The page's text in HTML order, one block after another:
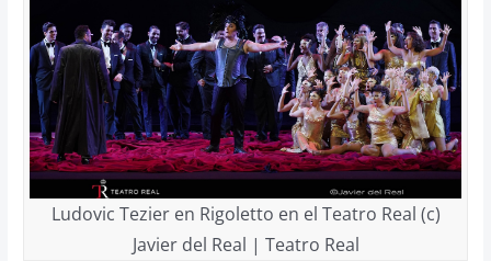
Ludovic Tezier en Rigoletto en el Teatro Real (c)
Javier del Real | Teatro Real